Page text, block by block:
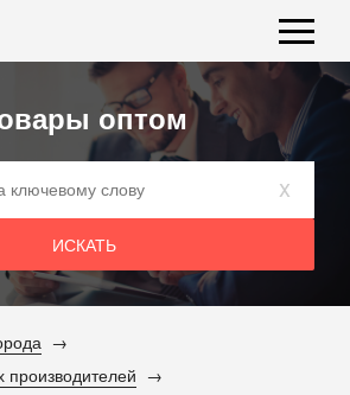
оптом
x
производителей